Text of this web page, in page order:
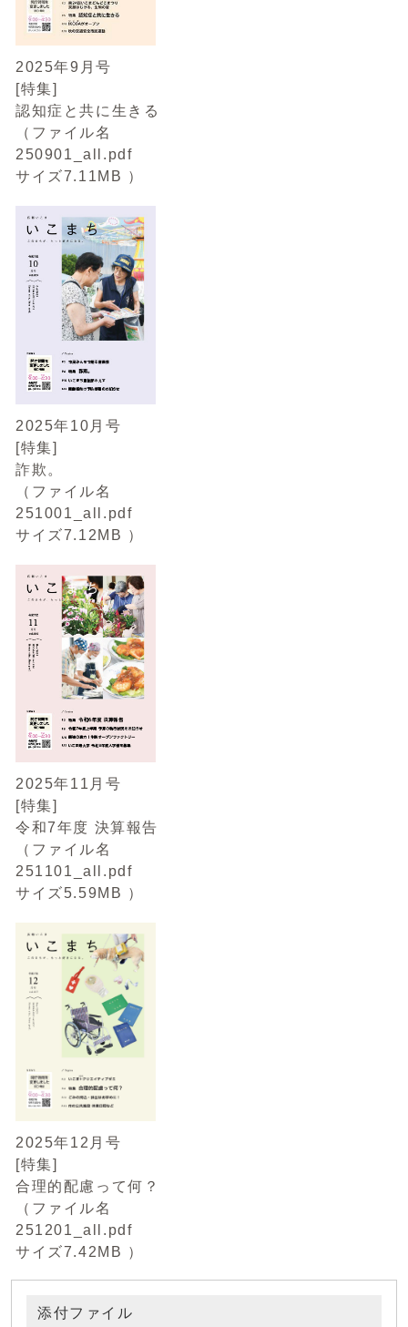
2025年9月号
[特集]
認知症と共に生きる
（ファイル名
250901_all.pdf
サイズ7.11MB ）
2025年10月号
[特集]
詐欺。
（ファイル名
251001_all.pdf
サイズ7.12MB ）
2025年11月号
[特集]
令和7年度 決算報告
（ファイル名
251101_all.pdf
サイズ5.59MB ）
2025年12月号
[特集]
合理的配慮って何？
（ファイル名
251201_all.pdf
サイズ7.42MB ）
添付ファイル